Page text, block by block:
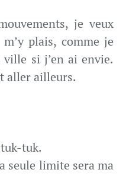
je veux
plais, comme je
si j’en ai envie.
aller ailleurs.
tuk.
seule limite sera ma